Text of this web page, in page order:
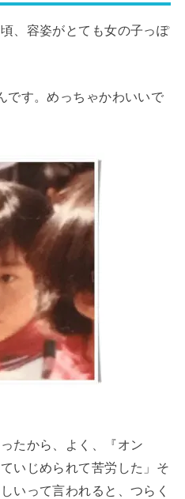
、容姿がとても女の子っぽ
です。めっちゃかわいいで
たから、よく、『オン
いじめられて苦労した」そ
いって言われると、つらく